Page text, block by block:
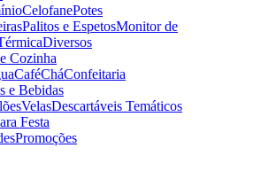
CelofanePotes
Palitos e EspetosMonitor de
Diversos
Cozinha
CaféCháConfeitaria
e Bebidas
VelasDescartáveis Temáticos
Festa
Promoções